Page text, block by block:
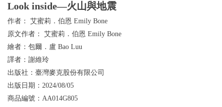
Look inside—火山與地震
作者： 艾蜜莉．伯恩 Emily Bone
原文作者： 艾蜜莉．伯恩 Emily Bone
繪者： 包爾．盧 Bao Luu
譯者： 謝維玲
出版社： 臺灣麥克股份有限公司
出版日期： 2024/08/05
商品編號： AA014G805